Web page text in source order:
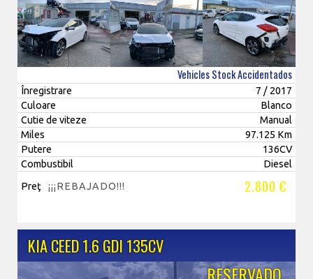
Vehicles Stock Accidentados
Înregistrare
7 / 2017
Culoare
Blanco
Cutie de viteze
Manual
Miles
97.125 Km
Putere
136CV
Combustibil
Diesel
Preţ
¡¡¡REBAJADO!!! 2.800 €
KIA CEED 1.6 GDI 135CV